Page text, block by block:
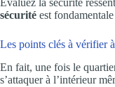
Évaluez la sécurité
sécurité est
Les points clés à vérifier
En fait, une fois le
s’attaquer à l’intérieur